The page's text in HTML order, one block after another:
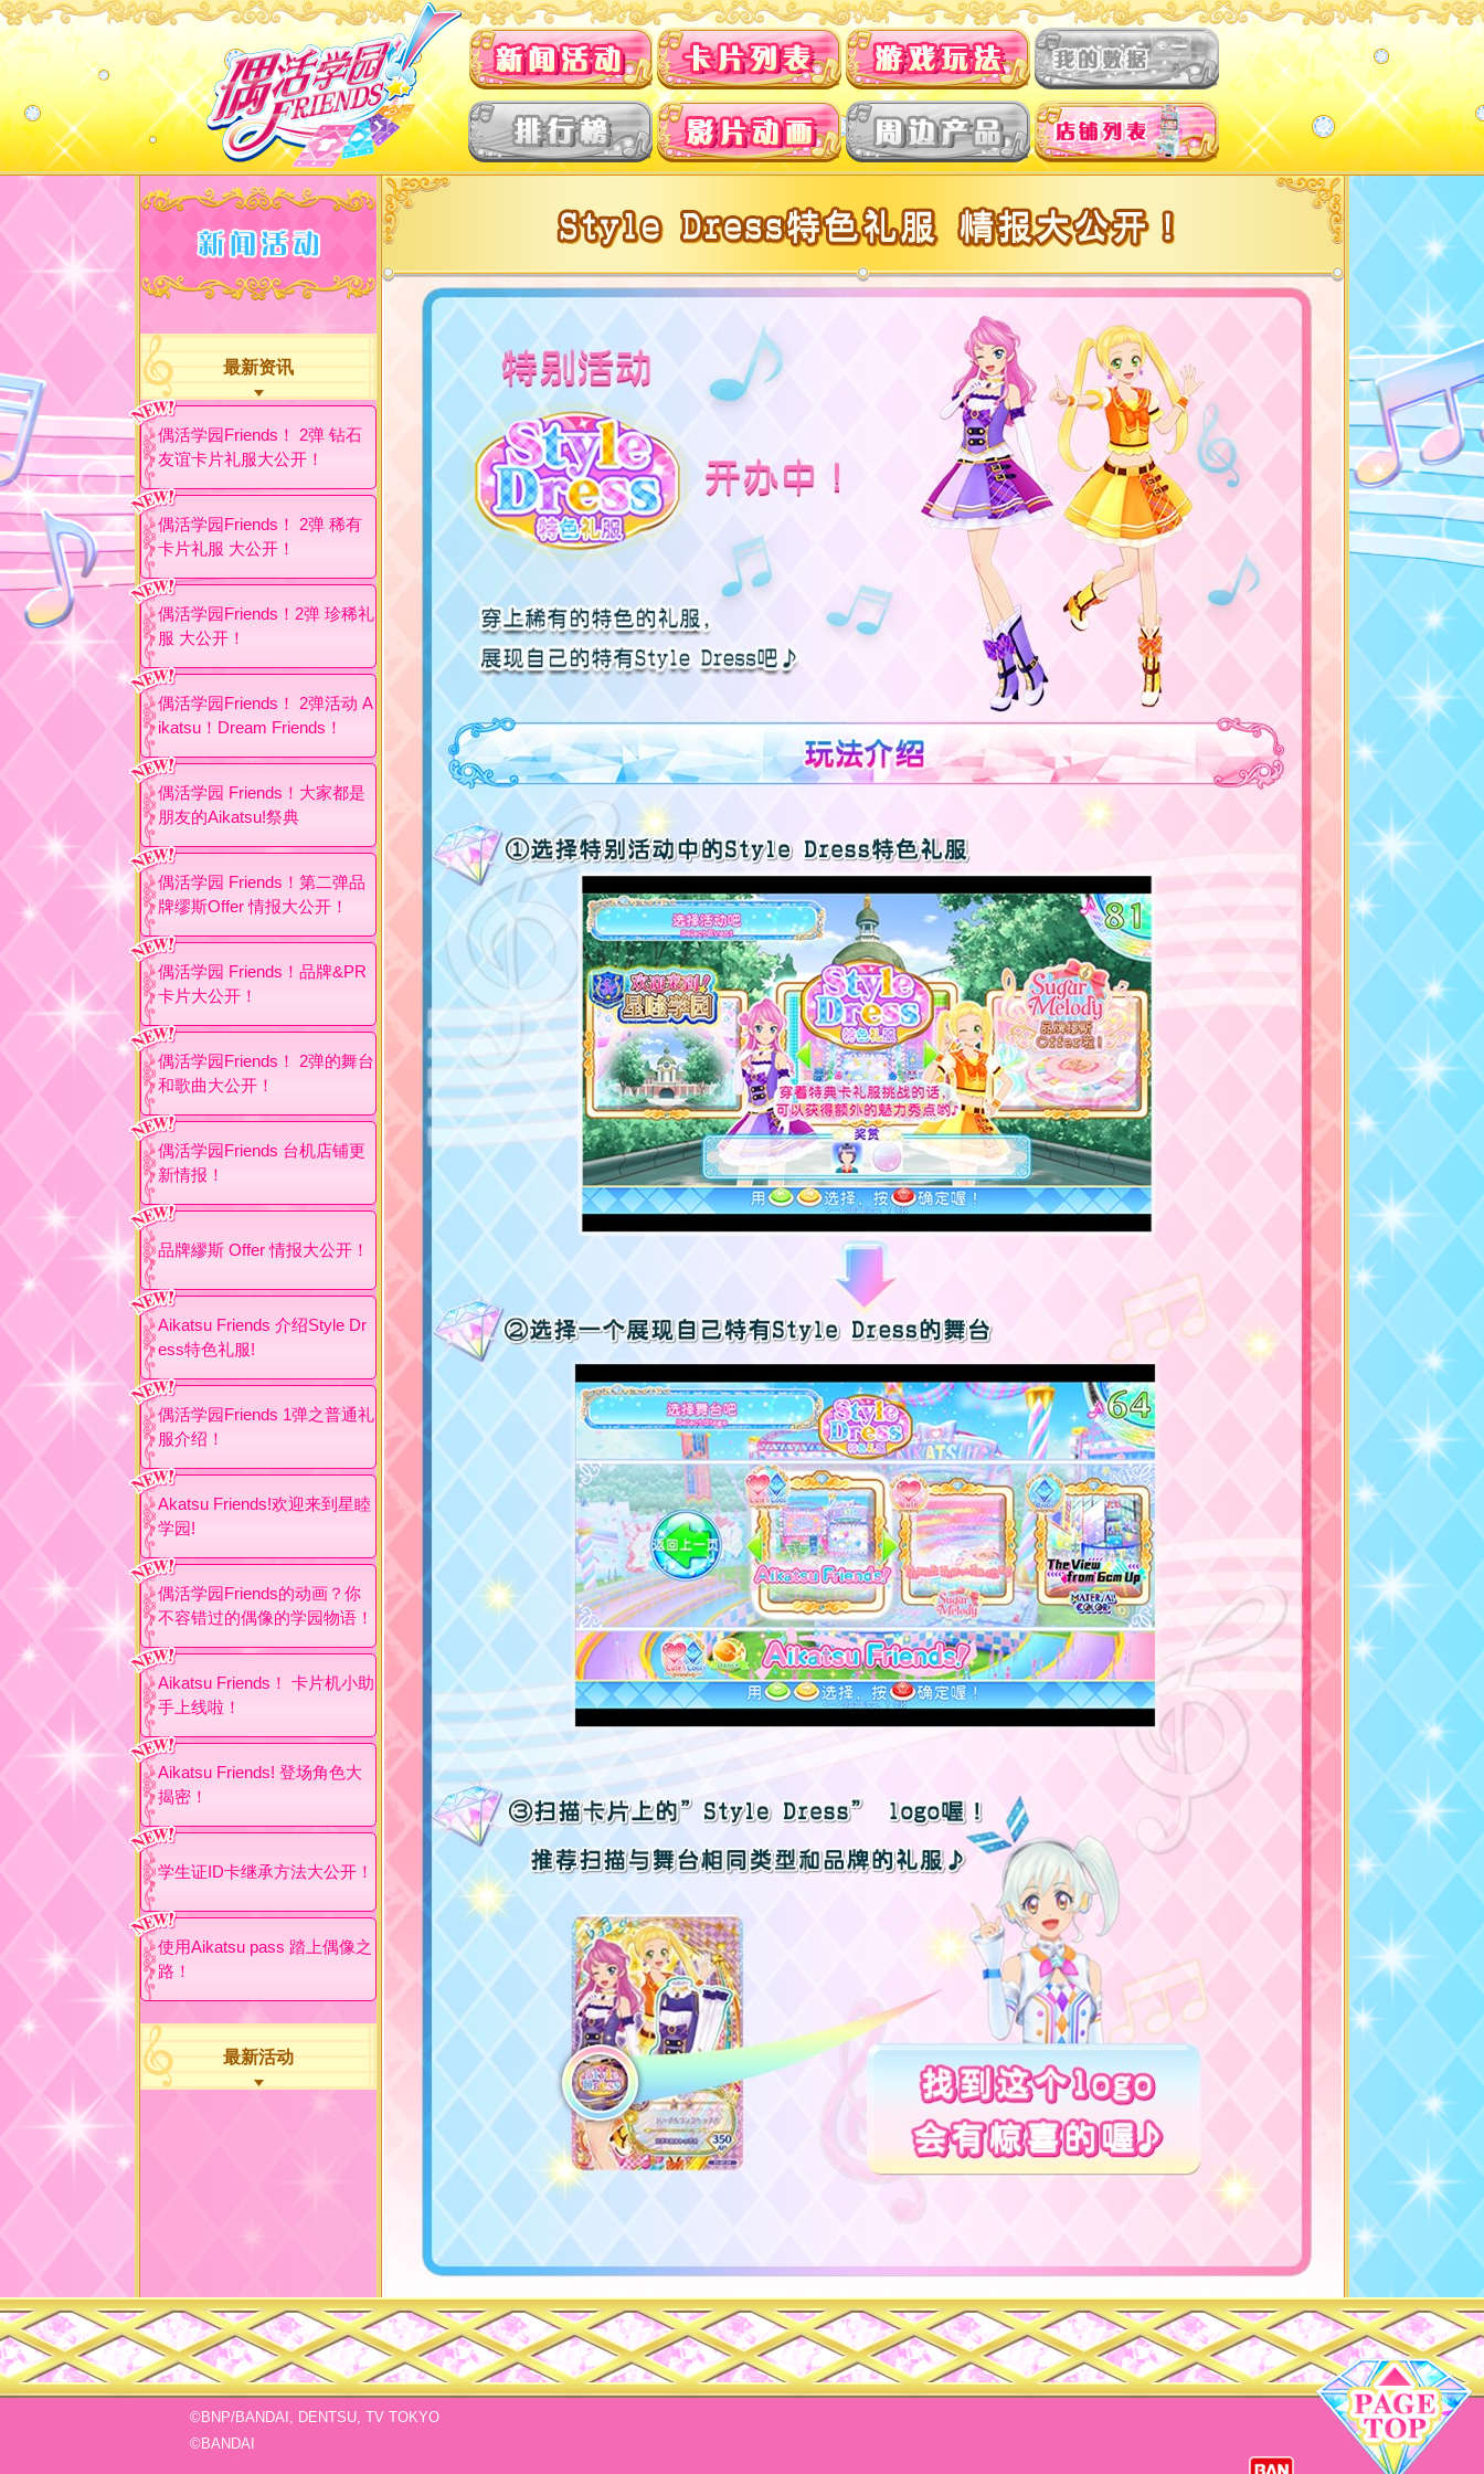
最新资讯
偶活学园Friends！ 2弹 钻石
友谊卡片礼服大公开！
偶活学园Friends！ 2弹 稀有
卡片礼服 大公开！
偶活学园Friends！2弹 珍稀礼
服 大公开！
偶活学园Friends！ 2弹活动 A
ikatsu！Dream Friends！
偶活学园 Friends！大家都是
朋友的Aikatsu!祭典
偶活学园 Friends！第二弹品
牌缪斯Offer 情报大公开！
偶活学园 Friends！品牌&PR
卡片大公开！
偶活学园Friends！ 2弹的舞台
和歌曲大公开！
偶活学园Friends 台机店铺更
新情报！
品牌繆斯 Offer 情报大公开！
Aikatsu Friends 介绍Style Dr
ess特色礼服!
偶活学园Friends 1弹之普通礼
服介绍！
Akatsu Friends!欢迎来到星睦
学园!
偶活学园Friends的动画？你
不容错过的偶像的学园物语！
Aikatsu Friends！ 卡片机小助
手上线啦！
Aikatsu Friends! 登场角色大
揭密！
学生证ID卡继承方法大公开！
使用Aikatsu pass 踏上偶像之
路！
最新活动
©BNP/BANDAI, DENTSU, TV TOKYO
©BANDAI